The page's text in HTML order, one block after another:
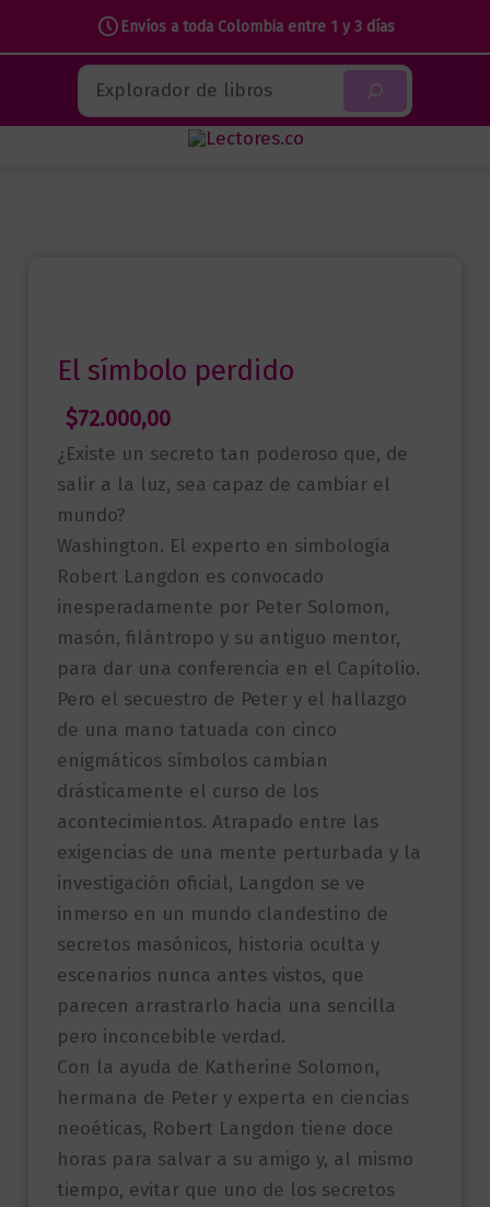
Envíos a toda Colombia entre 1 y 3 días
contenido
Buscar
El símbolo perdido
$72.000,00
¿Existe un secreto tan poderoso que, de
salir a la luz, sea capaz de cambiar el
mundo?
Washington. El experto en simbología
Robert Langdon es convocado
inesperadamente por Peter Solomon,
masón, filántropo y su antiguo mentor,
para dar una conferencia en el Capitolio.
Pero el secuestro de Peter y el hallazgo
de una mano tatuada con cinco
enigmáticos símbolos cambian
drásticamente el curso de los
acontecimientos. Atrapado entre las
exigencias de una mente perturbada y la
investigación oficial, Langdon se ve
inmerso en un mundo clandestino de
secretos masónicos, historia oculta y
escenarios nunca antes vistos, que
parecen arrastrarlo hacia una sencilla
pero inconcebible verdad.
Con la ayuda de Katherine Solomon,
hermana de Peter y experta en ciencias
neoéticas, Robert Langdon tiene doce
horas para salvar a su amigo y, al mismo
tiempo, evitar que uno de los secretos